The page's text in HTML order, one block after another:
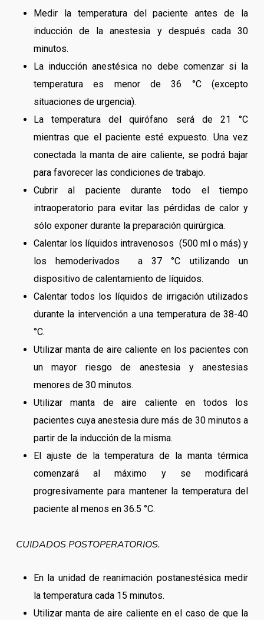
Medir la temperatura del paciente antes de la
inducción de la anestesia y después cada 30
minutos.
La inducción anestésica no debe comenzar si la
temperatura es menor de 36 °C (excepto
situaciones de urgencia).
La temperatura del quirófano será de 21 °C
mientras que el paciente esté expuesto. Una vez
conectada la manta de aire caliente, se podrá bajar
para favorecer las condiciones de trabajo.
Cubrir al paciente durante todo el tiempo
intraoperatorio para evitar las pérdidas de calor y
sólo exponer durante la preparación quirúrgica.
Calentar los líquidos intravenosos (500 ml o más) y
los hemoderivados a 37 °C utilizando un
dispositivo de calentamiento de líquidos.
Calentar todos los líquidos de irrigación utilizados
durante la intervención a una temperatura de 38-40
°C.
Utilizar manta de aire caliente en los pacientes con
un mayor riesgo de anestesia y anestesias
menores de 30 minutos.
Utilizar manta de aire caliente en todos los
pacientes cuya anestesia dure más de 30 minutos a
partir de la inducción de la misma.
El ajuste de la temperatura de la manta térmica
comenzará al máximo y se modificará
progresivamente para mantener la temperatura del
paciente al menos en 36.5 °C.
CUIDADOS POSTOPERATORIOS.
En la unidad de reanimación postanestésica medir
la temperatura cada 15 minutos.
Utilizar manta de aire caliente en el caso de que la